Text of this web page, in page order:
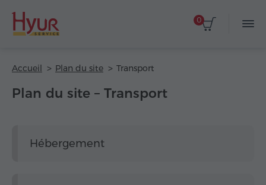
0
Accueil Plan du site Transport
Plan du site – Transport
Hébergement